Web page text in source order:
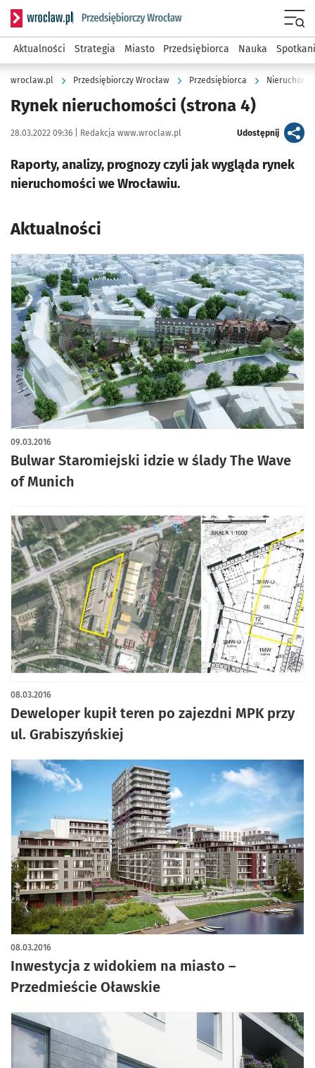
Serwis informacyjny wroclaw.pl podserwis: Strategia
Aktualności Strategia Miasto Przedsiębiorca Nauka
wroclaw.pl Przedsiębiorczy Wrocław Przedsiębiorca
Rynek nieruchomości (strona 4)
Data publikacji:
28.03.2022 09:36 | Autor:
Redakcja www.wroclaw.pl Udostępnijartykuł
Raporty, analizy, prognozy czyli jak wygląda rynek
nieruchomości we Wrocławiu.
Aktualności
Bulwar Staromiejski idzie w ślady The Wave
of Munich
09.03.2016
Deweloper kupił teren po zajezdni MPK przy
ul. Grabiszyńskiej
08.03.2016
Inwestycja z widokiem na miasto –
Przedmieście Oławskie
08.03.2016